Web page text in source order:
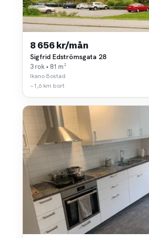
8 656 kr/mån
Sigfrid Edströmsgata 28
3 rok • 81 m²
Ikano Bostad
~1,6 km bort